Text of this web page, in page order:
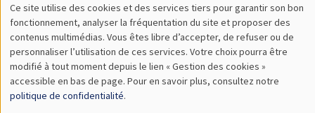
Utilisation
des
données
personnelles
Ce site utilise des cookies et des services tiers pour garantir son bon
fonctionnement, analyser la fréquentation du site et proposer des
contenus multimédias. Vous êtes libre d’accepter, de refuser ou de
personnaliser l’utilisation de ces services. Votre choix pourra être
modifié à tout moment depuis le lien « Gestion des cookies »
accessible en bas de page. Pour en savoir plus, consultez notre
politique de confidentialité.